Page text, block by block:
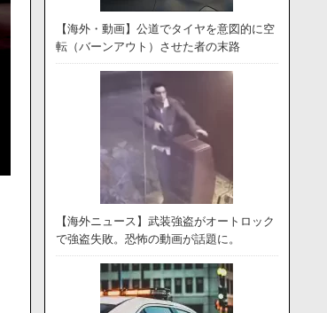
【海外・動画】公道でタイヤを意図的に空
転（バーンアウト）させた者の末路
【海外ニュース】武装強盗がオートロック
で強盗失敗。恐怖の動画が話題に。